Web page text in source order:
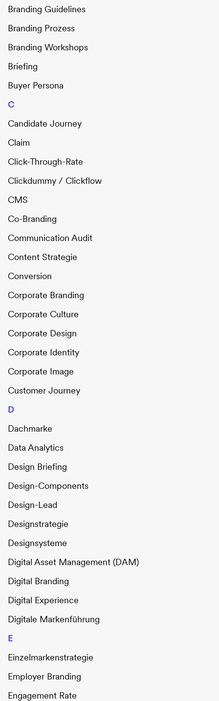
Branding Guidelines
Branding Prozess
Branding Workshops
Briefing
Buyer Persona
C
Candidate Journey
Claim
Click-Through-Rate
Clickdummy / Clickflow
CMS
Co-Branding
Communication Audit
Content Strategie
Conversion
Corporate Branding
Corporate Culture
Corporate Design
Corporate Identity
Corporate Image
Customer Journey
D
Dachmarke
Data Analytics
Design Briefing
Design-Components
Design-Lead
Designstrategie
Designsysteme
Digital Asset Management (DAM)
Digital Branding
Digital Experience
Digitale Markenführung
E
Einzelmarkenstrategie
Employer Branding
Engagement Rate